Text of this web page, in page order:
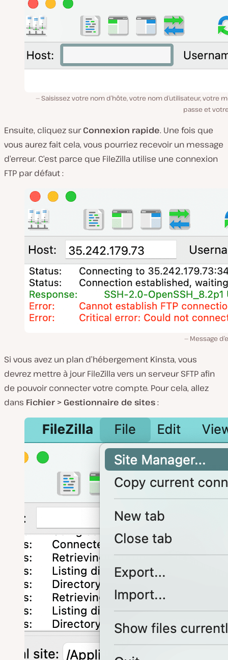
Saisissez votre nom d’hôte, votre nom d’utilisateur, votre
passe et
Ensuite, cliquez surConnexion rapide. Une fois que
vous aurez fait cela, vous pourriez recevoir un message
d’erreur. C’est parce que FileZilla utilise une connexion
FTP par défaut :
Message
Si vous avez un plan d’hébergement Kinsta, vous
devrez mettre à jour FileZilla vers un serveur SFTP afin
de pouvoir connecter votre compte. Pour cela, allez
dans Fichier > Gestionnaire de sites: